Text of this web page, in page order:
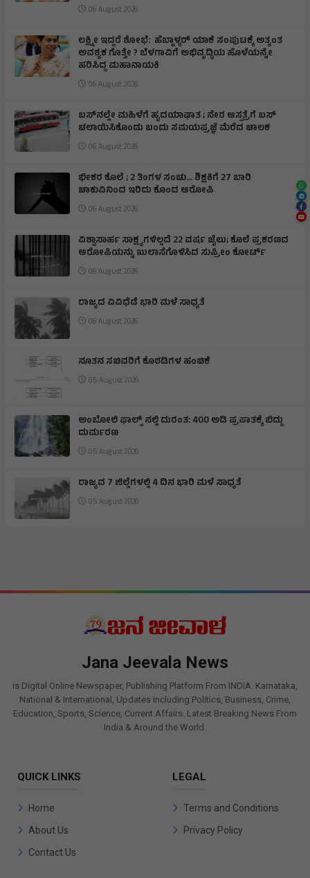
06 August 2026
ಲಕ್ಷ್ಮೀ ಇದ್ದರೆ ಶೋಭೆ: ಹೆಬ್ಬಾಳ್ಕರ್ ಯಾಕೆ ಸಂಪುಟಕ್ಕೆ ಅತ್ಯಂತ
ಅವಶ್ಯಕ ಗೊತ್ತೇ ? ಬೆಳಗಾವಿಗೆ ಅಭಿವೃದ್ಧಿಯ ಹೊಳೆಯನ್ನೇ
ಹರಿಸಿದ್ದ ಮಹಾನಾಯಕಿ
06 August 2026
ಬಸ್‌ನಲ್ಲೇ ಮಹಿಳೆಗೆ ಹೃದಯಾಘಾತ ; ನೇರ ಆಸ್ಪತ್ರೆಗೆ ಬಸ್‌
ಚಲಾಯಿಸಿಕೊಂಡು ಬಂದು ಸಮಯಪ್ರಜ್ಞೆ ಮೆರೆದ ಚಾಲಕ
06 August 2026
ಭೀಕರ ಕೊಲೆ ; 2 ತಿಂಗಳ ಸಂಚು… ಶಿಕ್ಷಕಿಗೆ 27 ಬಾರಿ
ಚಾಕುವಿನಿಂದ ಇರಿದು ಕೊಂದ ಆರೋಪಿ
06 August 2026
ವಿಶ್ವಾಸಾರ್ಹ ಸಾಕ್ಷ್ಯಗಳಿಲ್ಲದೆ 22 ವರ್ಷ ಜೈಲು; ಕೊಲೆ ಪ್ರಕರಣದ
ಆರೋಪಿಯನ್ನು ಖುಲಾಸೆಗೊಳಿಸಿದ ಸುಪ್ರೀಂ ಕೋರ್ಟ್
06 August 2026
ರಾಜ್ಯದ ವಿವಿಧೆಡೆ ಭಾರಿ ಮಳೆ ಸಾಧ್ಯತೆ
06 August 2026
ನೂತನ ಸಚಿವರಿಗೆ ಕೊಠಡಿಗಳ ಹಂಚಿಕೆ
05 August 2026
ಅಂಬೋಲಿ ಫಾಲ್ಸ್ ನಲ್ಲಿ ದುರಂತ: 400 ಅಡಿ ಪ್ರಪಾತಕ್ಕೆ ಬಿದ್ದು
ದುರ್ಮರಣ
05 August 2026
ರಾಜ್ಯದ 7 ಜಿಲ್ಲೆಗಳಲ್ಲಿ 4 ದಿನ ಭಾರಿ ಮಳೆ ಸಾಧ್ಯತೆ
05 August 2026
Jana Jeevala News
is Digital Online Newspaper, Publishing Platform From INDIA. Karnataka,
National & International, Updates including Politics, Business, Crime,
Education, Sports, Science, Current Affairs. Latest Breaking News From
India & Around the World.
QUICK LINKS
Home
About Us
Contact Us
LEGAL
Terms and Conditions
Privacy Policy